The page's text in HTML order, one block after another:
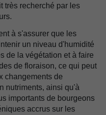
très recherché par les
à s'assurer que les
un niveau d'humidité
de la végétation et à faire
de floraison, ce qui peut
changements de
nutriments, ainsi qu'à
importants de bourgeons
accrus sur les